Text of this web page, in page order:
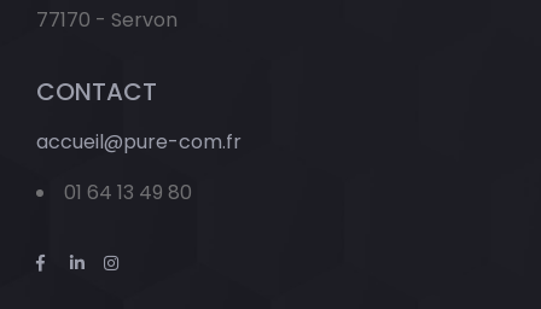
77170 - Servon
CONTACT
accueil@pure-com.fr
01 64 13 49 80